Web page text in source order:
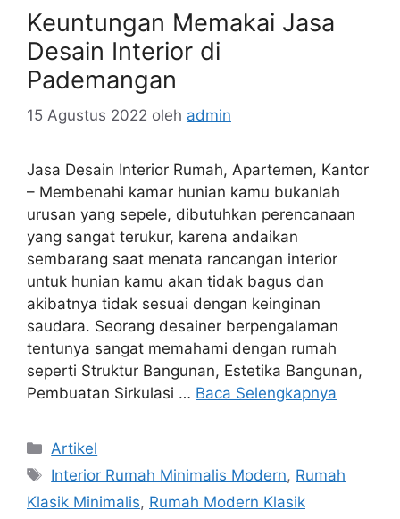
Keuntungan Memakai Jasa
Desain Interior di
Pademangan
15 Agustus 2022 oleh admin
Jasa Desain Interior Rumah, Apartemen, Kantor
– Membenahi kamar hunian kamu bukanlah
urusan yang sepele, dibutuhkan perencanaan
yang sangat terukur, karena andaikan
sembarang saat menata rancangan interior
untuk hunian kamu akan tidak bagus dan
akibatnya tidak sesuai dengan keinginan
saudara. Seorang desainer berpengalaman
tentunya sangat memahami dengan rumah
seperti Struktur Bangunan, Estetika Bangunan,
Pembuatan Sirkulasi … Baca Selengkapnya
Artikel
Interior Rumah Minimalis Modern, Rumah
Klasik Minimalis, Rumah Modern Klasik